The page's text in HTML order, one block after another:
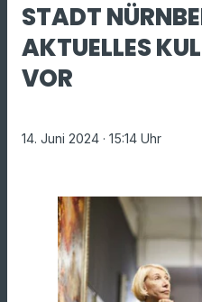
STADT
AKTUELLES
VOR
14. Juni 2024 · 15:14 Uhr